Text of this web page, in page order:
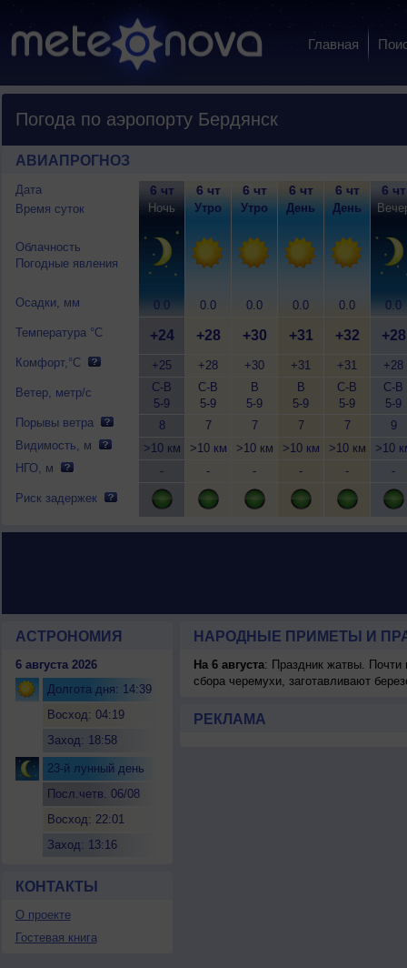
Главная
Погода по аэропорту Бердянск
АВИАПРОГНОЗ
Дата
Время суток
Облачность
Погодные явления
Осадки, мм
Температура °C
Комфорт,°C
Ветер, метр/с
Порывы ветра
Видимость, м
НГО, м
Риск задержек
6 чт
Ночь
0.0
+24
+25
С-В
5-9
8
>10 км
-
6 чт
Утро
0.0
+28
+28
С-В
5-9
7
>10 км
-
6 чт
Утро
0.0
+30
+30
В
5-9
7
>10 км
-
6 чт
День
0.0
+31
+31
В
5-9
7
>10 км
-
6 чт
День
0.0
+32
+31
С-В
5-9
7
>10 км
-
6 чт
0.0
+28
+28
С-В
5-9
9
>10
-
АСТРОНОМИЯ
6 августа 2026
Долгота дня: 14:39
Восход: 04:19
Заход: 18:58
23-й лунный день
Посл.четв. 06/08
Восход: 22:01
Заход: 13:16
КОНТАКТЫ
О проекте
Гостевая книга
НАРОДНЫЕ ПРИМЕТЫ И
На 6 августа: Праздник жатвы. Почти
сбора черемухи, заготавливают
РЕКЛАМА